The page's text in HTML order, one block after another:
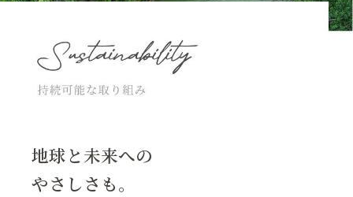
地球と未来への
やさしさも。